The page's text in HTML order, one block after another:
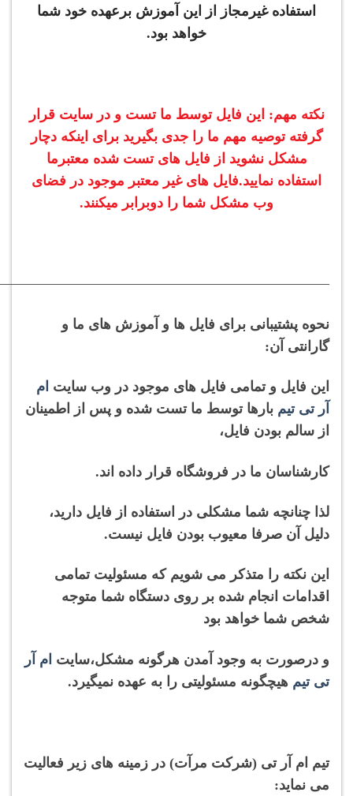
استفاده غیرمجاز از این آموزش برعهده خود شما
خواهد بود.
نکته مهم: این فایل توسط ما تست و در سایت قرار
گرفته توصیه مهم ما را جدی بگیرید برای اینکه دچار
مشکل نشوید از فایل های تست شده معتبرما
استفاده نمایید.فایل های غیر معتبر موجود در فضای
وب مشکل شما را دوبرابر میکنند.
نحوه پشتیبانی برای فایل ها و آموزش های ما و
گارانتی آن:
این فایل و تمامی فایل های موجود در وب سایت ام
آر تی تیم بارها توسط ما تست شده و پس از اطمینان
از سالم بودن فایل،
کارشناسان ما در فروشگاه قرار داده اند.
لذا چنانچه شما مشکلی در استفاده از فایل دارید،
دلیل آن صرفا معیوب بودن فایل نیست.
این نکته را متذکر می شویم که مسئولیت تمامی
اقدامات انجام شده بر روی دستگاه شما متوجه
شخص شما خواهد بود
و درصورت به وجود آمدن هرگونه مشکل،سایت ام آر
تی تیم هیچگونه مسئولیتی را به عهده نمیگیرد.
تیم ام آر تی (شرکت مرآت) در زمینه های زیر فعالیت
می نماید: